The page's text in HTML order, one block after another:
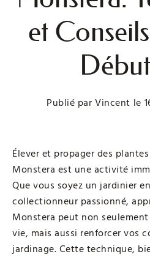
et
Publié par Vincent le
Élever et propager des
Monstera est une activité
Que vous soyez un jardinier
collectionneur passionné,
Monstera peut non
vie, mais aussi renforcer vos
jardinage. Cette technique,